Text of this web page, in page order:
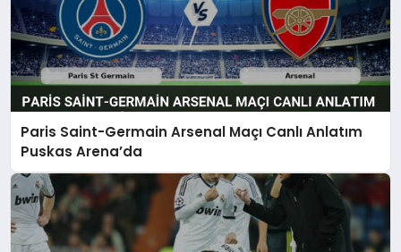
Paris Saint-Germain Arsenal Maçı Canlı Anlatım
Puskas Arena’da